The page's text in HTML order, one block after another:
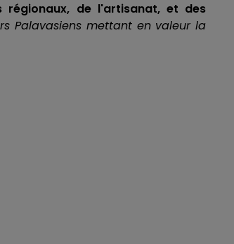
régionaux, de l'artisanat, et des
Palavasiens mettant en valeur la